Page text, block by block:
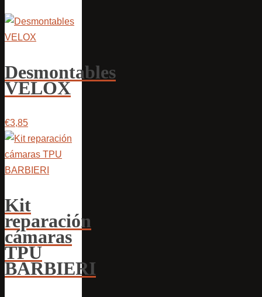
Desmontables
VELOX
€3,85
Kit
reparación
cámaras
TPU
BARBIERI